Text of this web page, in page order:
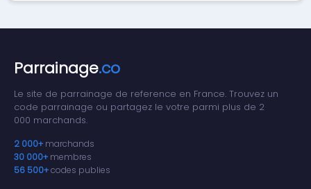
Parrainage.co
Le site de parrainage de reference en France. Trouvez un
code parrainage ou partagez le votre parmi plus de 2
000 marchands.
2 000+ marchands
30 000+ membres
56 500+codes publies